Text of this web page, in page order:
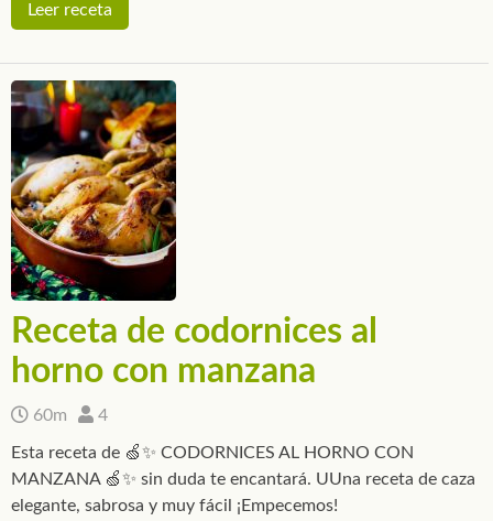
Leer receta
Receta de codornices al
horno con manzana
60m 4
Esta receta de 🍏✨ CODORNICES AL HORNO CON
MANZANA 🍏✨ sin duda te encantará. UUna receta de caza
elegante, sabrosa y muy fácil ¡Empecemos!